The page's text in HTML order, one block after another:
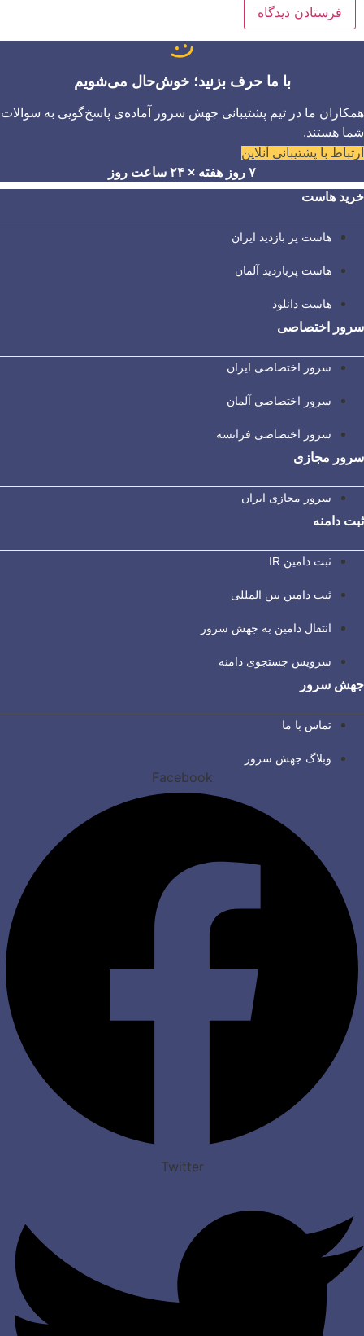
با ما حرف بزنید؛ خوش‌حال می‌شویم
همکاران ما در تیم پشتیبانی جهش سرور آماده‌ی پاسخ‌گویی به سوالات
شما هستند.
ارتباط با پشتیبانی آنلاین
۷ روز هفته × ۲۴ ساعت روز
خرید هاست
هاست پر بازدید ایران
هاست پربازدید آلمان
هاست دانلود
سرور اختصاصی
سرور اختصاصی ایران
سرور اختصاصی آلمان
سرور اختصاصی فرانسه
سرور مجازی
سرور مجازی ایران
ثبت دامنه
ثبت دامین IR
ثبت دامین بین المللی
انتقال دامین به جهش سرور
سرویس جستجوی دامنه
جهش سرور
تماس با ما
وبلاگ جهش سرور
Facebook
Twitter